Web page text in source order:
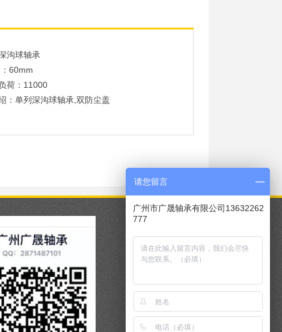
沟球轴承
60mm
荷：11000
：单列深沟球轴承,双防尘盖
请您留言
广州市广晟轴承有限公司13632262
777